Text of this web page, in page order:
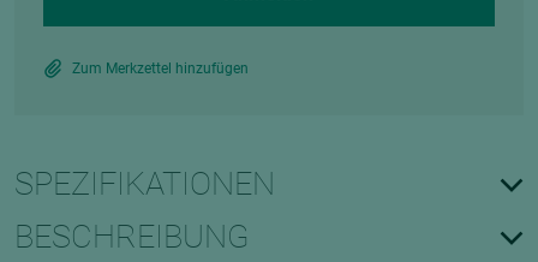
Zum Merkzettel hinzufügen
SPEZIFIKATIONEN
BESCHREIBUNG